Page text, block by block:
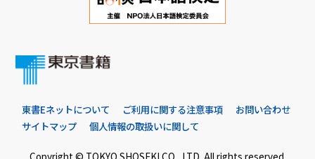
東書Eネットについて ご利用に関する注意事項
お問い合わせ
サイトマップ
個人情報の取扱いに関して